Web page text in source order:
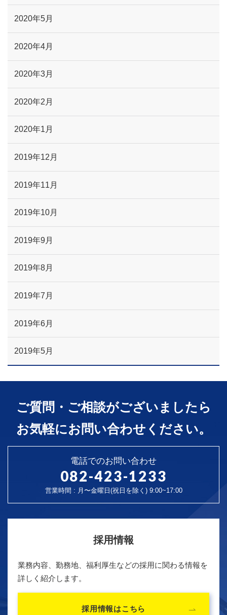
2020年5月
2020年4月
2020年3月
2020年2月
2020年1月
2019年12月
2019年11月
2019年10月
2019年9月
2019年8月
2019年7月
2019年6月
2019年5月
ご質問・ご相談がございましたら
お気軽にお問い合わせください。
電話でのお問い合わせ
082-423-1233
営業時間 : 月〜金曜日(祝日を除く) 9:00~17:00
採用情報
業務内容、勤務地、福利厚生などの採用に関わる情報を
詳しく紹介します。
採用情報はこちら